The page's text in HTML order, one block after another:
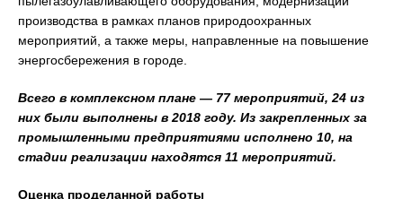
производства в рамках планов природоохранных
мероприятий, а также меры, направленные на повышение
энергосбережения в городе.
Всего в комплексном плане — 77 мероприятий, 24 из
них были выполнены в 2018 году. Из закрепленных за
промышленными предприятиями исполнено 10, на
стадии реализации находятся 11 мероприятий.
Оценка проделанной работы